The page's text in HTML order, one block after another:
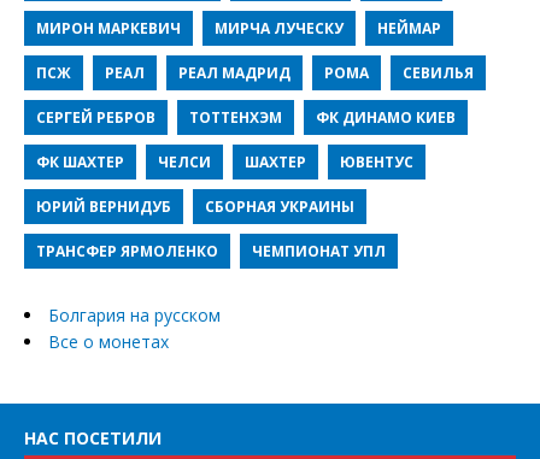
МИРОН МАРКЕВИЧ МИРЧА ЛУЧЕСКУ НЕЙМАР
ПСЖ РЕАЛ РЕАЛ МАДРИД РОМА СЕВИЛЬЯ
СЕРГЕЙ РЕБРОВ ТОТТЕНХЭМ ФК ДИНАМО КИЕВ
ФК ШАХТЕР ЧЕЛСИ ШАХТЕР ЮВЕНТУС
ЮРИЙ ВЕРНИДУБ СБОРНАЯ УКРАИНЫ
ТРАНСФЕР ЯРМОЛЕНКО ЧЕМПИОНАТ УПЛ
Болгария на русском
Все о монетах
НАС ПОСЕТИЛИ